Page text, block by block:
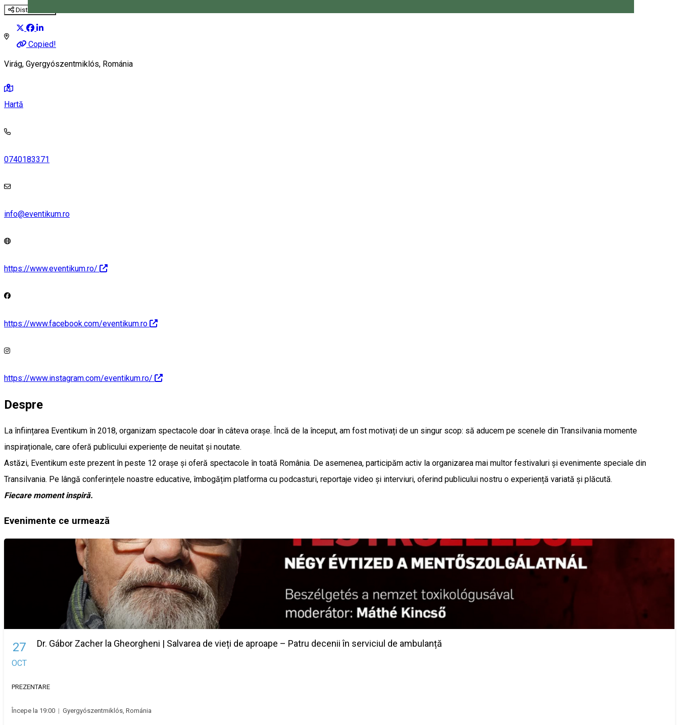
Distribuie
Copied!
Virág, Gyergyószentmiklós, Románia
Hartă
0740183371
info@eventikum.ro
https://www.eventikum.ro/
https://www.facebook.com/eventikum.ro
https://www.instagram.com/eventikum.ro/
Despre
La înființarea Eventikum în 2018, organizam spectacole doar în câteva orașe. Încă de la început, am fost motivați de un singur scop: să aducem pe scenele din Transilvania momente
inspiraționale, care oferă publicului experiențe de neuitat și noutate.
Astăzi, Eventikum este prezent în peste 12 orașe și oferă spectacole în toată România. De asemenea, participăm activ la organizarea mai multor festivaluri și evenimente speciale din
Transilvania. Pe lângă conferințele noastre educative, îmbogățim platforma cu podcasturi, reportaje video și interviuri, oferind publicului nostru o experiență variată și plăcută.
Fiecare moment inspiră.
Evenimente ce urmează
27
OCT
Dr. Gábor Zacher la Gheorgheni | Salvarea de vieți de aproape – Patru decenii în serviciul de ambulanță
PREZENTARE
Începe la 19:00 | Gyergyószentmiklós, Románia